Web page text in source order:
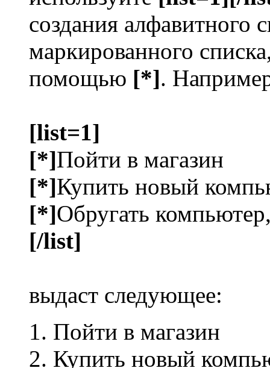
создания алфавитного
маркированного
помощью [*].
[list=1]
[*]Пойти в магазин
[*]Купить новый
[*]Обругать
[/list]
выдаст следующее:
Пойти в магазин
Купить новый